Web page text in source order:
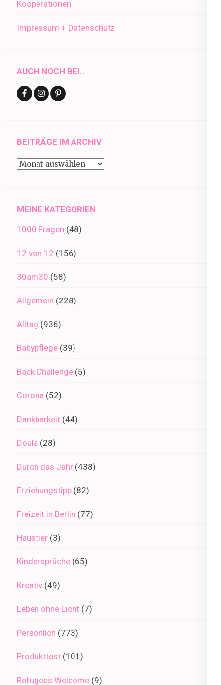
Kooperationen
Impressum + Datenschutz
AUCH NOCH BEI..
BEITRÄGE IM ARCHIV
Beiträge
MEINE KATEGORIEN
1000 Fragen (48)
12 von 12 (156)
30am30 (58)
Allgemein (228)
Alltag (936)
Babypflege (39)
Back Challenge (5)
Corona (52)
Dankbarkeit (44)
Doula (28)
Durch das Jahr (438)
Erziehungstipp (82)
Freizeit in Berlin (77)
Haustier (3)
Kindersprüche (65)
Kreativ (49)
Leben ohne Licht (7)
Persönlich (773)
Produkttest (101)
Refugees Welcome (9)